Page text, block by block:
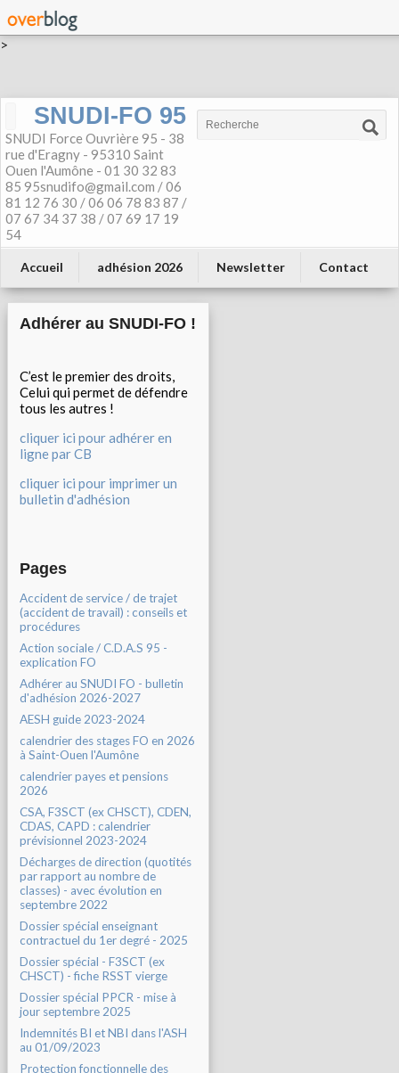
>
SNUDI-FO 95
SNUDI Force Ouvrière 95 - 38
rue d'Eragny - 95310 Saint
Ouen l'Aumône - 01 30 32 83
85 95snudifo@gmail.com / 06
81 12 76 30 / 06 06 78 83 87 /
07 67 34 37 38 / 07 69 17 19
54
Accueil adhésion 2026 Newsletter Contact
Adhérer au SNUDI-FO !
C’est le premier des droits,
Celui qui permet de défendre
tous les autres !
cliquer ici pour adhérer en
ligne par CB
cliquer ici pour imprimer un
bulletin d'adhésion
Pages
Accident de service / de trajet
(accident de travail) : conseils et
procédures
Action sociale / C.D.A.S 95 -
explication FO
Adhérer au SNUDI FO - bulletin
d'adhésion 2026-2027
AESH guide 2023-2024
calendrier des stages FO en 2026
à Saint-Ouen l'Aumône
calendrier payes et pensions
2026
CSA, F3SCT (ex CHSCT), CDEN,
CDAS, CAPD : calendrier
prévisionnel 2023-2024
Décharges de direction (quotités
par rapport au nombre de
classes) - avec évolution en
septembre 2022
Dossier spécial enseignant
contractuel du 1er degré - 2025
Dossier spécial - F3SCT (ex
CHSCT) - fiche RSST vierge
Dossier spécial PPCR - mise à
jour septembre 2025
Indemnités BI et NBI dans l'ASH
au 01/09/2023
Protection fonctionnelle des